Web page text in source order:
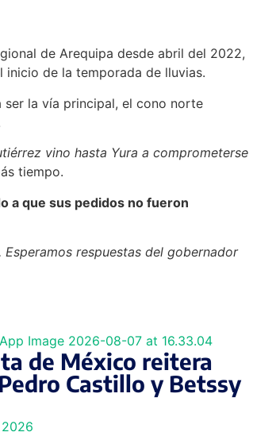
de Arequipa desde abril del 2022,
de la temporada de lluvias.
ser la vía principal, el cono norte
vino hasta Yura a comprometerse
tiempo.
a que sus pedidos no fueron
respuestas del gobernador
de México reitera
Castillo y Betssy